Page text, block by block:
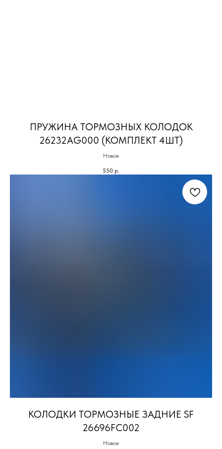
ПРУЖИНА ТОРМОЗНЫХ КОЛОДОК
26232AG000 (КОМПЛЕКТ 4ШТ)
Новое
550 р.
КОЛОДКИ ТОРМОЗНЫЕ ЗАДНИЕ SF
26696FC002
Новое